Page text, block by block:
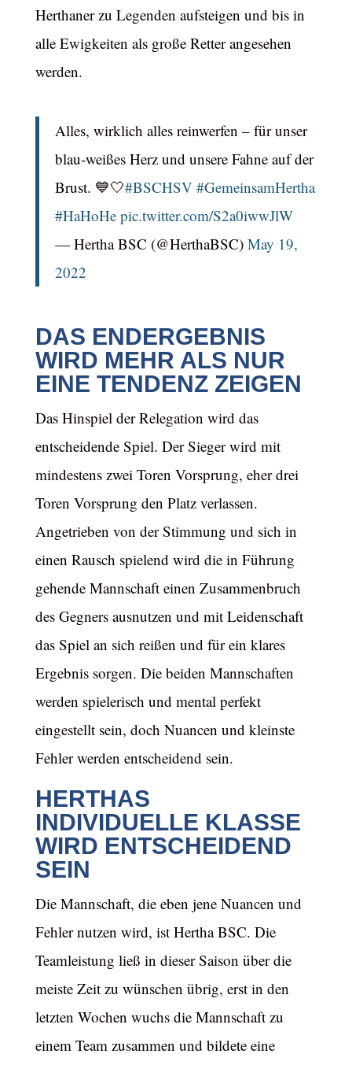
Herthaner zu Legenden aufsteigen und bis in
alle Ewigkeiten als große Retter angesehen
werden.
Alles, wirklich alles reinwerfen – für unser
blau-weißes Herz und unsere Fahne auf der
Brust. 💙🤍#BSCHSV #GemeinsamHertha
#HaHoHe pic.twitter.com/S2a0iwwJlW
— Hertha BSC (@HerthaBSC) May 19,
2022
DAS ENDERGEBNIS
WIRD MEHR ALS NUR
EINE TENDENZ ZEIGEN
Das Hinspiel der Relegation wird das
entscheidende Spiel. Der Sieger wird mit
mindestens zwei Toren Vorsprung, eher drei
Toren Vorsprung den Platz verlassen.
Angetrieben von der Stimmung und sich in
einen Rausch spielend wird die in Führung
gehende Mannschaft einen Zusammenbruch
des Gegners ausnutzen und mit Leidenschaft
das Spiel an sich reißen und für ein klares
Ergebnis sorgen. Die beiden Mannschaften
werden spielerisch und mental perfekt
eingestellt sein, doch Nuancen und kleinste
Fehler werden entscheidend sein.
HERTHAS
INDIVIDUELLE KLASSE
WIRD ENTSCHEIDEND
SEIN
Die Mannschaft, die eben jene Nuancen und
Fehler nutzen wird, ist Hertha BSC. Die
Teamleistung ließ in dieser Saison über die
meiste Zeit zu wünschen übrig, erst in den
letzten Wochen wuchs die Mannschaft zu
einem Team zusammen und bildete eine